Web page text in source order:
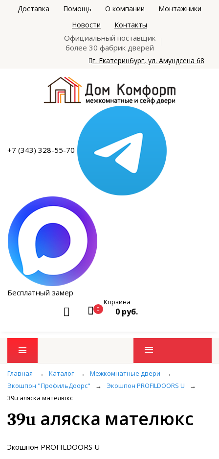
Доставка Помощь О компании
Монтажники
Новости
Контакты
Официальный поставщик
более 30 фабрик дверей
г. Екатеринбург, ул. Амундсена 68
+7 (343) 328-55-70
Бесплатный замер
0
Корзина
0 руб.
Промо товары
Главная → Каталог → Межкомнатные двери
→
Экошпон "ПрофильДоорс"
→ Экошпон PROFILDOORS U
→
39u аляска мателюкс
39u аляска мателюкс
Экошпон PROFILDOORS U